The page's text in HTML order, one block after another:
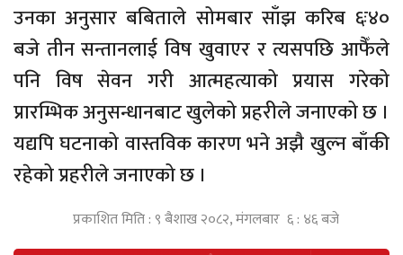
उनका अनुसार बबिताले सोमबार साँझ करिब ६ः४०
बजे तीन सन्तानलाई विष खुवाएर र त्यसपछि आफैँले
पनि विष सेवन गरी आत्महत्याको प्रयास गरेको
प्रारम्भिक अनुसन्धानबाट खुलेको प्रहरीले जनाएको छ ।
यद्यपि घटनाको वास्तविक कारण भने अझै खुल्न बाँकी
रहेको प्रहरीले जनाएको छ ।
प्रकाशित मिति : ९ बैशाख २०८२, मंगलबार ६ : ४६ बजे